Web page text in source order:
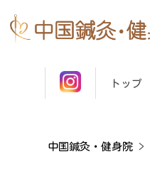
トップ
中国鍼灸・健身院 >